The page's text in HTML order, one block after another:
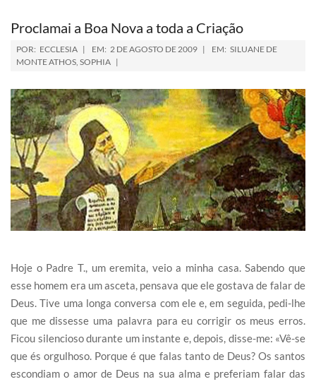
Proclamai a Boa Nova a toda a Criação
POR: ECCLESIA EM: 2 DE AGOSTO DE 2009 EM: SILUANE DE
MONTE ATHOS, SOPHIA
Hoje o Padre T., um eremita, veio a minha casa. Sabendo que
esse homem era um asceta, pensava que ele gostava de falar de
Deus. Tive uma longa conversa com ele e, em seguida, pedi-lhe
que me dissesse uma palavra para eu corrigir os meus erros.
Ficou silencioso durante um instante e, depois, disse-me: «Vê-se
que és orgulhoso. Porque é que falas tanto de Deus? Os santos
escondiam o amor de Deus na sua alma e preferiam falar das